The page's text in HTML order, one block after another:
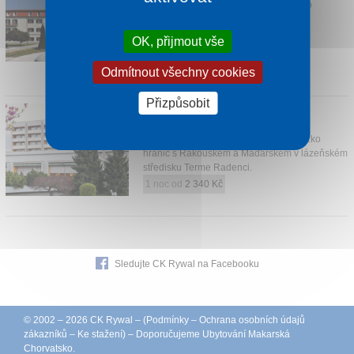
Hotel Izvir se nachází přímo u zeleného
Radenci, v těsné blízkosti proslulého
minerálního pramen...
1 noc od2 160 Kč
HOTEL RADIN
Nově zrenovovaný hotel Radin leží blízko
hranic s Rakouskem a Maďarskem v lázeňském
středisku Terme Radenci.
1 noc od 2 340 Kč
Sledujte CK Rywal na Facebooku
© 2002 – 2026 CK Rywal – (Podmínky – Ochrana osobních údajů
zákazníků – Ke stažení) – Doporučujeme Ubytování Makarská
Chorvatsko.
OK, přijmout vše
Odmítnout všechny cookies
Přizpůsobit